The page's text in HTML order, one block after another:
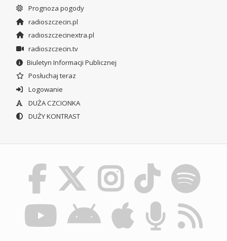
Prognoza pogody
radioszczecin.pl
radioszczecinextra.pl
radioszczecin.tv
Biuletyn Informacji Publicznej
Posłuchaj teraz
Logowanie
DUŻA CZCIONKA
DUŻY KONTRAST